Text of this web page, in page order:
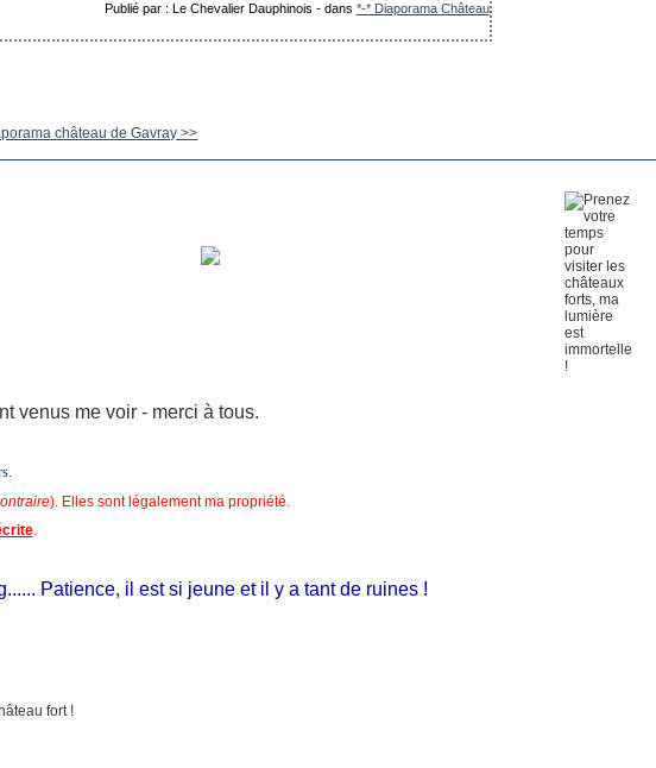
Publié par : Le Chevalier Dauphinois -dans *-* Diaporama Château
château de Gavray >>
venus me voir - merci à tous.
). Elles sont légalement ma propriété.
.
Patience, il est si jeune et il y a tant de ruines !